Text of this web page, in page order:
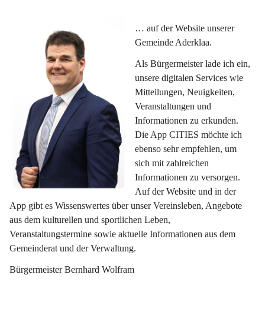
… auf der Website unserer
Gemeinde Aderklaa.
Als Bürgermeister lade ich ein,
unsere digitalen Services wie
Mitteilungen, Neuigkeiten,
Veranstaltungen und
Informationen zu erkunden.
Die App CITIES möchte ich
ebenso sehr empfehlen, um
sich mit zahlreichen
Informationen zu versorgen.
Auf der Website und in der
App gibt es Wissenswertes über unser Vereinsleben, Angebote
aus dem kulturellen und sportlichen Leben,
Veranstaltungstermine sowie aktuelle Informationen aus dem
Gemeinderat und der Verwaltung.
Bürgermeister Bernhard Wolfram